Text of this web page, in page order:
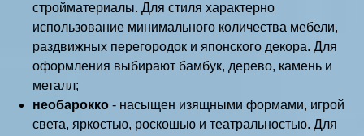
стройматериалы. Для стиля характерно
использование минимального количества мебели,
раздвижных перегородок и японского декора. Для
оформления выбирают бамбук, дерево, камень и
металл;
необарокко - насыщен изящными формами, игрой
света, яркостью, роскошью и театральностью. Для